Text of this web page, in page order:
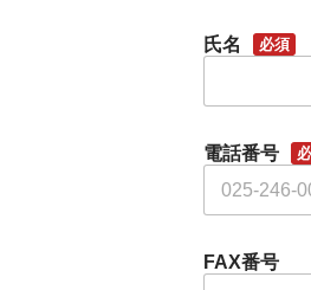
氏名 必須
電話番号
FAX番号